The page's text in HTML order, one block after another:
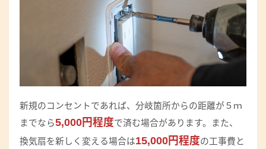
新規のコンセントであれば、分岐箇所からの距離が５ｍ
までなら5,000円程度で済む場合があります。また、
換気扇を新しく変える場合は15,000円程度の工事費と